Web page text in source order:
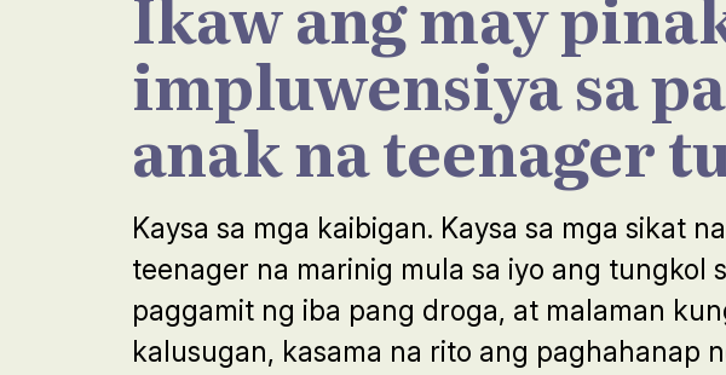
impluwensiya sa
anak na teenager
Kaysa sa mga kaibigan. Kaysa sa mga sikat
teenager na marinig mula sa iyo ang tungkol
paggamit ng iba pang droga, at malaman
kalusugan, kasama na rito ang paghahanap